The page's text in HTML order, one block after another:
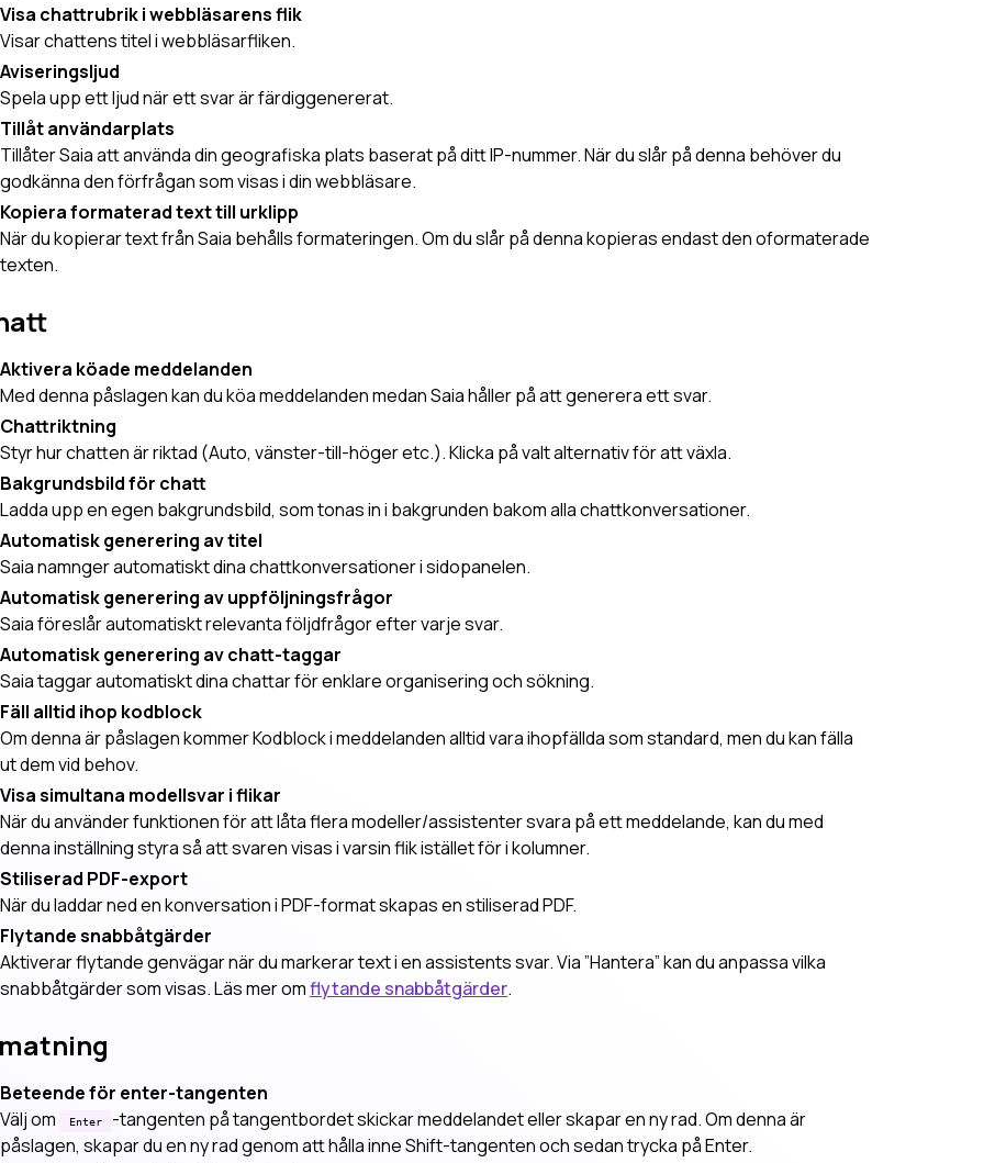
Visa chattrubrik i webbläsarens flik
Visar chattens titel i webbläsarfliken.
Aviseringsljud
Spela upp ett ljud när ett svar är färdiggenererat.
Tillåt användarplats
Tillåter Saia att använda din geografiska plats baserat på ditt IP-nummer. När du slår på denna behöver du
godkänna den förfrågan som visas i din webbläsare.
Kopiera formaterad text till urklipp
När du kopierar text från Saia behålls formateringen. Om du slår på denna kopieras endast den oformaterade
texten.
Aktivera köade meddelanden
Med denna påslagen kan du köa meddelanden medan Saia håller på att generera ett svar.
Chattriktning
Styr hur chatten är riktad (Auto, vänster-till-höger etc.). Klicka på valt alternativ för att växla.
Bakgrundsbild för chatt
Ladda upp en egen bakgrundsbild, som tonas in i bakgrunden bakom alla chattkonversationer.
Automatisk generering av titel
Saia namnger automatiskt dina chattkonversationer i sidopanelen.
Automatisk generering av uppföljningsfrågor
Saia föreslår automatiskt relevanta följdfrågor efter varje svar.
Automatisk generering av chatt-taggar
Saia taggar automatiskt dina chattar för enklare organisering och sökning.
Fäll alltid ihop kodblock
Om denna är påslagen kommer Kodblock i meddelanden alltid vara ihopfällda som standard, men du kan fälla
ut dem vid behov.
Visa simultana modellsvar i flikar
När du använder funktionen för att låta flera modeller/assistenter svara på ett meddelande, kan du med
denna inställning styra så att svaren visas i varsin flik istället för i kolumner.
Stiliserad PDF-export
När du laddar ned en konversation i PDF-format skapas en stiliserad PDF.
Flytande snabbåtgärder
Aktiverar flytande genvägar när du markerar text i en assistents svar. Via ”Hantera” kan du anpassa vilka
snabbåtgärder som visas. Läs mer omflytande snabbåtgärder.
Beteende för enter-tangenten
Välj om
Enter
-tangenten på tangentbordet skickar meddelandet eller skapar en ny rad. Om denna är
påslagen, skapar du en ny rad genom att hålla inne Shift-tangenten och sedan trycka på Enter.